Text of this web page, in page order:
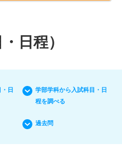
日程）
日
学部学科から入試科目・日
程を調べる
過去問